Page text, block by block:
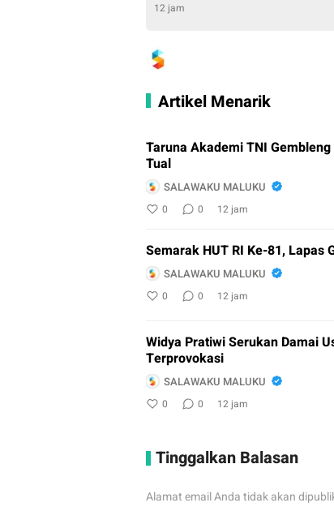
12 jam
Artikel Menarik
Taruna Akademi TNI
Tual
SALAWAKU MALUKU
0 0 12 jam
Semarak HUT RI Ke-81, Lapas
SALAWAKU MALUKU
0 0 12 jam
Widya Pratiwi Serukan Damai
Terprovokasi
SALAWAKU MALUKU
0 0 12 jam
Tinggalkan Balasan
Alamat email Anda tidak akan